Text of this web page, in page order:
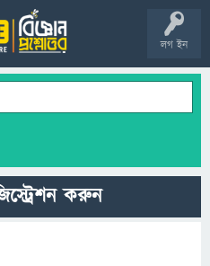
লগ ইন
করুন